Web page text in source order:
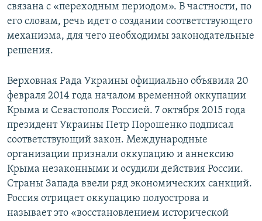
связана с «переходным периодом». В частности, по
его словам, речь идет о создании соответствующего
механизма, для чего необходимы законодательные
решения.
Верховная Рада Украины официально объявила 20
февраля 2014 года началом временной оккупации
Крыма и Севастополя Россией. 7 октября 2015 года
президент Украины Петр Порошенко подписал
соответствующий закон. Международные
организации признали оккупацию и аннексию
Крыма незаконными и осудили действия России.
Страны Запада ввели ряд экономических санкций.
Россия отрицает оккупацию полуострова и
называет это «восстановлением исторической